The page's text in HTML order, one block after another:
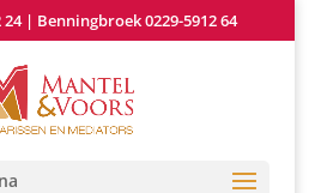
24| Benningbroek 0229-5912 64